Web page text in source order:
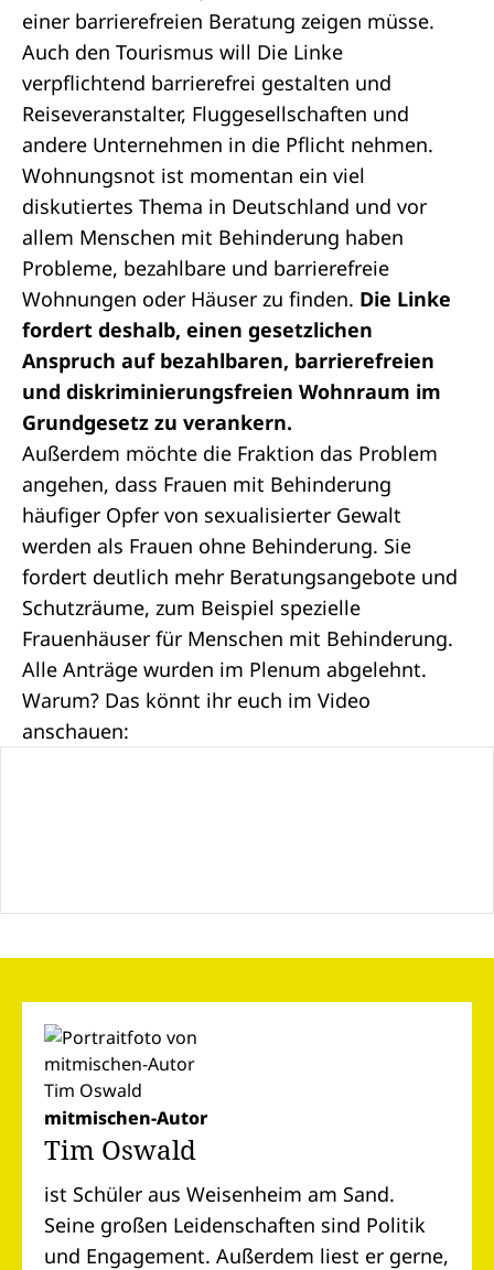
einer barrierefreien Beratung zeigen müsse.
Auch den Tourismus will Die Linke
verpflichtend barrierefrei gestalten und
Reiseveranstalter, Fluggesellschaften und
andere Unternehmen in die Pflicht nehmen.
Wohnungsnot ist momentan ein viel
diskutiertes Thema in Deutschland und vor
allem Menschen mit Behinderung haben
Probleme, bezahlbare und barrierefreie
Wohnungen oder Häuser zu finden. Die Linke
fordert deshalb, einen gesetzlichen
Anspruch auf bezahlbaren, barrierefreien
und diskriminierungsfreien Wohnraum im
Grundgesetz zu verankern.
Außerdem möchte die Fraktion das Problem
angehen, dass Frauen mit Behinderung
häufiger Opfer von sexualisierter Gewalt
werden als Frauen ohne Behinderung. Sie
fordert deutlich mehr Beratungsangebote und
Schutzräume, zum Beispiel spezielle
Frauenhäuser für Menschen mit Behinderung.
Alle Anträge wurden im Plenum abgelehnt.
Warum? Das könnt ihr euch im Video
anschauen:
mitmischen-Autor
Tim Oswald
ist Schüler aus Weisenheim am Sand.
Seine großen Leidenschaften sind Politik
und Engagement. Außerdem liest er gerne,